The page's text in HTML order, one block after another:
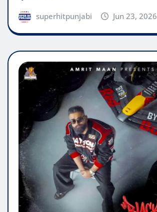
superhitpunjabi Jun 23, 2026